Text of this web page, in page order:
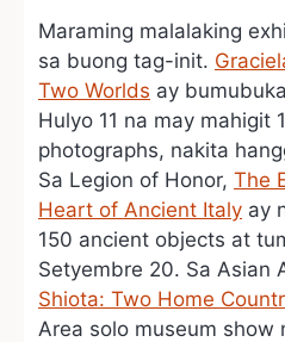
Maraming malalaking
sa buong tag-init.
Two Worlds ay
Hulyo 11 na may mahigit
photographs, nakita
Sa Legion of Honor, The
Heart of Ancient Italy ay
150 ancient objects at
Setyembre 20. Sa Asian
Shiota: Two Home
Area solo museum show